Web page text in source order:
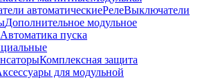
автоматическиеРелеВыключатели
Дополнительное модульное
Автоматика пуска
Комплексная защита
для модульной